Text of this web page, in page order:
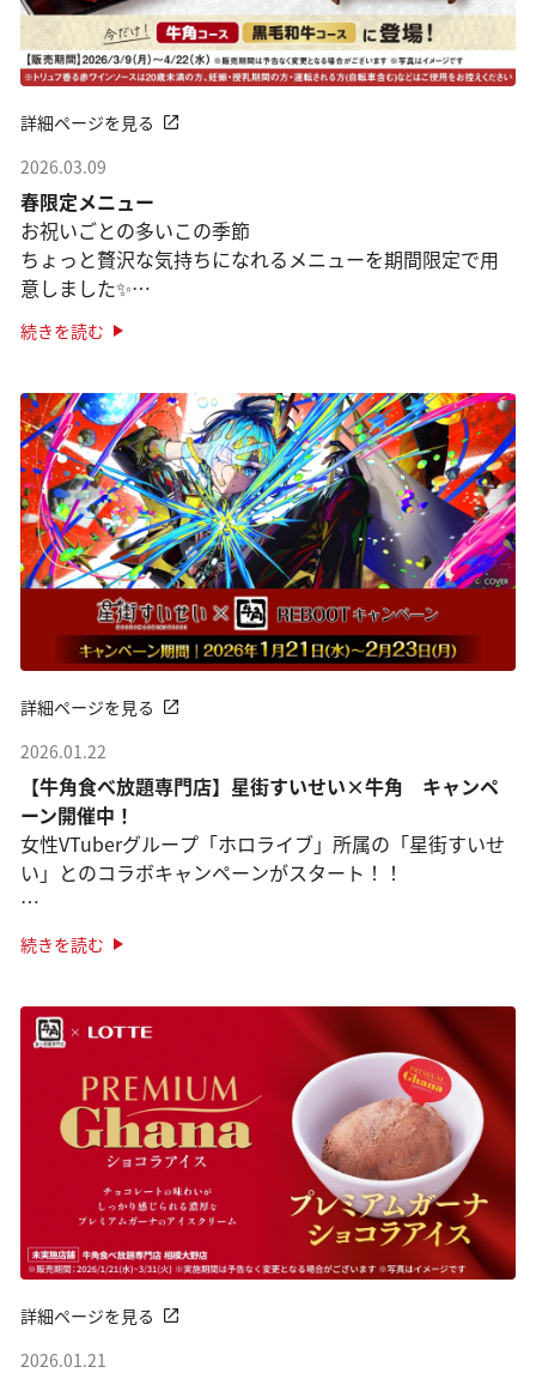
詳細ページを見る
2026.03.09
春限定メニュー
お祝いごとの多いこの季節
ちょっと贅沢な気持ちになれるメニューを期間限定で用
意しました✨
焼肉の定番、石焼ビビン ···
続きを読む
詳細ページを見る
2026.01.22
【牛角食べ放題専門店】星街すいせい×牛角 キャンペ
ーン開催中！
女性VTuberグループ「ホロライブ」所属の「星街すいせ
い」とのコラボキャンペーンがスタート！！
オリジナルピックがついた限定メニューが登場！
「星街すいせいセレクト盛り」
続きを読む
詳細ページを見る
2026.01.21